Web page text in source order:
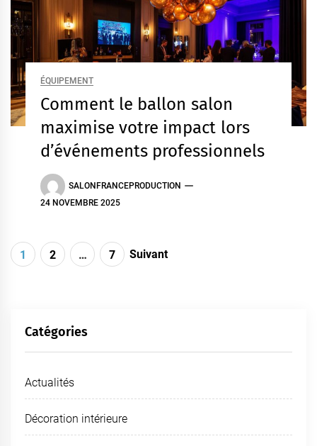
ÉQUIPEMENT
Comment le ballon salon
maximise votre impact lors
d’événements professionnels
SALONFRANCEPRODUCTION
24 NOVEMBRE 2025
Pagination
1 2 … 7 Suivant
Catégories
Actualités
Décoration intérieure